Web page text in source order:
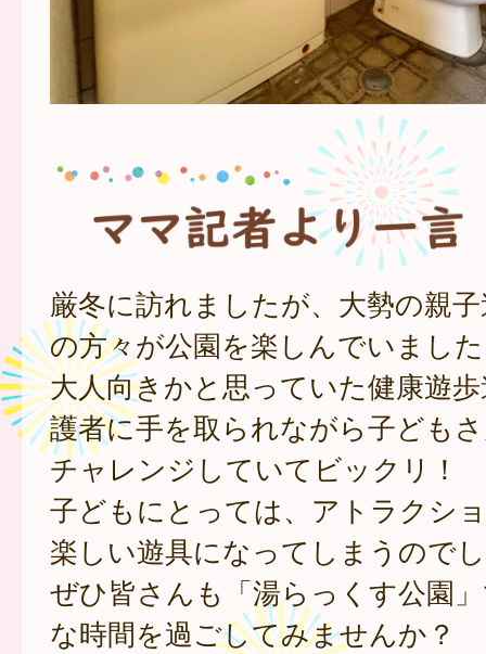
厳冬に訪れましたが、大勢の親
の方々が公園を楽しんでいまし
大人向きかと思っていた健康遊
護者に手を取られながら子ども
チャレンジしていてビックリ！
子どもにとっては、アトラクシ
楽しい遊具になってしまうので
ぜひ皆さんも「湯らっくす公園
な時間を過ごしてみませんか？